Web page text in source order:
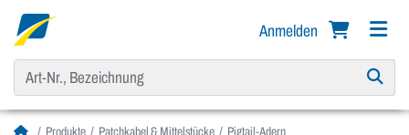
Anmelden
Produkte Patchkabel & Mittelstücke Pigtail-Adern